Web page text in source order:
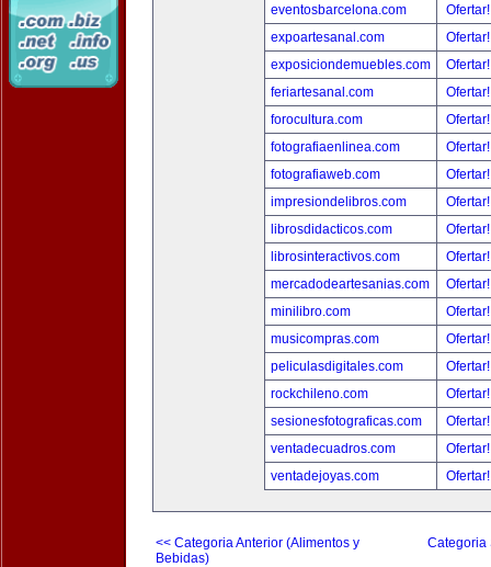
eventosbarcelona.com
expoartesanal.com
exposiciondemuebles.com
feriartesanal.com
forocultura.com
fotografiaenlinea.com
fotografiaweb.com
impresiondelibros.com
librosdidacticos.com
librosinteractivos.com
mercadodeartesanias.com
minilibro.com
musicompras.com
peliculasdigitales.com
rockchileno.com
sesionesfotograficas.com
ventadecuadros.com
ventadejoyas.com
<< Categoria Anterior (Alimentos y
Bebidas)
Categoria